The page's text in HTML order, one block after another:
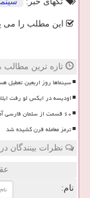
این مطلب را می
تازه ترین مطالب
سینماها روز اربعین تعطیل
اودیسه در ایکس لو رفت
۶۰ قسمت از سلمان فارسی آماده پخش گردید
ترمز معامله قرن کشیده شد
نظرات بینندگان
نام: